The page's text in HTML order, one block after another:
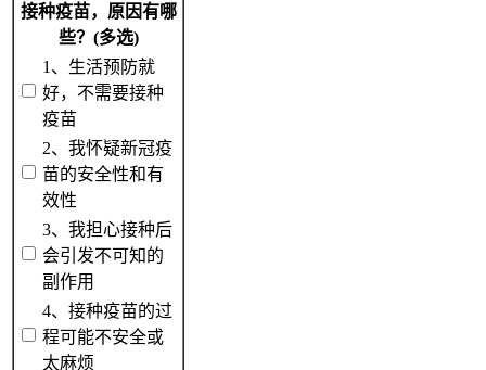
接种疫苗，原因有哪
些？(多选)
1、生活预防就
好，不需要接种
疫苗
2、我怀疑新冠疫
苗的安全性和有
效性
3、我担心接种后
会引发不可知的
副作用
4、接种疫苗的过
程可能不安全或
太麻烦